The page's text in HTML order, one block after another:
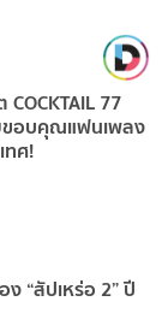
77
ขอบคุณแฟนเพลง
ทศ!
“สัปเหร่อ 2” ปี